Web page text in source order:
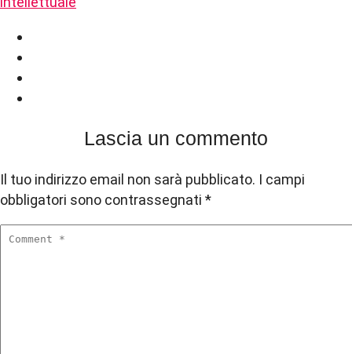
Lascia un commento
Il tuo indirizzo email non sarà pubblicato. I campi
obbligatori sono contrassegnati *